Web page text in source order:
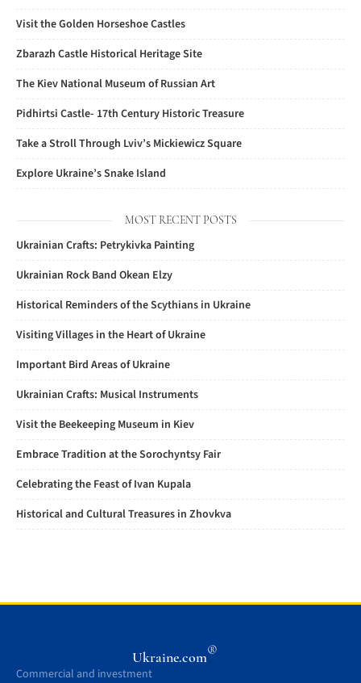
Visit the Golden Horseshoe Castles
Zbarazh Castle Historical Heritage Site
The Kiev National Museum of Russian Art
Pidhirtsi Castle- 17th Century Historic Treasure
Take a Stroll Through Lviv’s Mickiewicz Square
Explore Ukraine’s Snake Island
MOST RECENT POSTS
Ukrainian Crafts: Petrykivka Painting
Ukrainian Rock Band Okean Elzy
Historical Reminders of the Scythians in Ukraine
Visiting Villages in the Heart of Ukraine
Important Bird Areas of Ukraine
Ukrainian Crafts: Musical Instruments
Visit the Beekeeping Museum in Kiev
Embrace Tradition at the Sorochyntsy Fair
Celebrating the Feast of Ivan Kupala
Historical and Cultural Treasures in Zhovkva
Ukraine.com®
Commercial and investment